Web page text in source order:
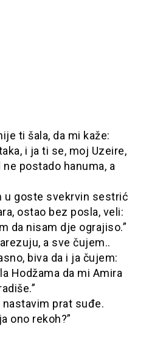
ti šala, da mi kaže:
i ja ti se, moj Uzeire,
postado hanuma, a
u goste svekrvin sestrić
ostao bez posla, veli:
da nisam dje ograjiso.”
a sve čujem..
biva da i ja čujem:
Hodžama da mi Amira
prat suđe.
ono rekoh?”